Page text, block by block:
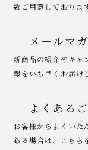
数ご用意しておりま
メールマ
新商品の紹介やキャ
報をいち早くお届け
よくある
お客様からよくいた
ある場合は、こちら